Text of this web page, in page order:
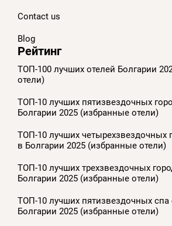
Contact us
Blog
Рейтинг
ТОП-100 лучших отелей Болгарии
отели)
ТОП-10 лучших пятизвездочных
Болгарии 2025 (избранные отели)
ТОП-10 лучших четырехзвездочных
в Болгарии 2025 (избранные отели)
ТОП-10 лучших трехзвездочных
Болгарии 2025 (избранные отели)
ТОП-10 лучших пятизвездочных спа
Болгарии 2025 (избранные отели)